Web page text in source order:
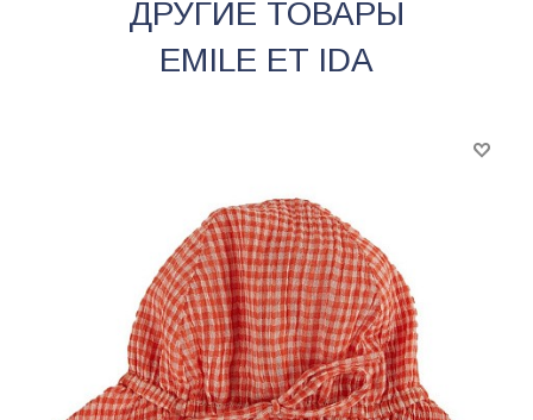
ДРУГИЕ ТОВАРЫ
EMILE ET IDA